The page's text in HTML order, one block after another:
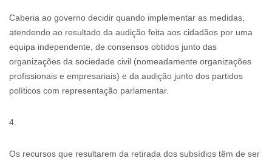
Caberia ao governo decidir quando implementar as medidas,
atendendo ao resultado da audição feita aos cidadãos por uma
equipa independente, de consensos obtidos junto das
organizações da sociedade civil (nomeadamente organizações
profissionais e empresariais) e da audição junto dos partidos
políticos com representação parlamentar.
4.
Os recursos que resultarem da retirada dos subsídios têm de ser